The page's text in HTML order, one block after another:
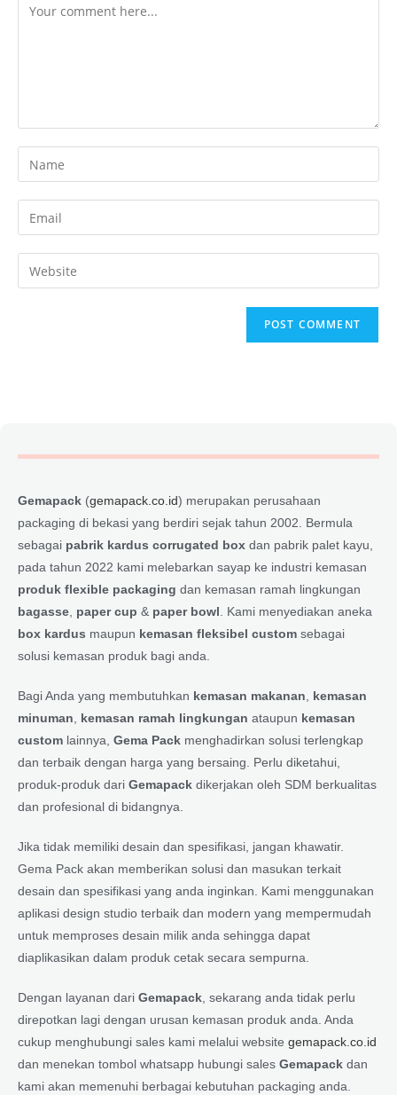
Gemapack (gemapack.co.id) merupakan perusahaan
packaging di bekasi yang berdiri sejak tahun 2002. Bermula
sebagai pabrik kardus corrugated box dan pabrik palet kayu,
pada tahun 2022 kami melebarkan sayap ke industri kemasan
produk flexible packaging dan kemasan ramah lingkungan
bagasse paper cup & paper bowl . Kami menyediakan aneka
box kardus maupun kemasan fleksibel custom sebagai
solusi kemasan produk bagi anda.
Bagi Anda yang membutuhkan kemasan makanan
kemasan
minuman
kemasan ramah lingkungan ataupun kemasan
custom lainnya, Gema Pack menghadirkan solusi terlengkap
dan terbaik dengan harga yang bersaing. Perlu diketahui,
produk-produk dari Gemapack dikerjakan oleh SDM berkualitas
dan profesional di bidangnya.
Jika tidak memiliki desain dan spesifikasi, jangan khawatir.
Gema Pack akan memberikan solusi dan masukan terkait
desain dan spesifikasi yang anda inginkan. Kami menggunakan
aplikasi design studio terbaik dan modern yang mempermudah
untuk memproses desain milik anda sehingga dapat
diaplikasikan dalam produk cetak secara sempurna.
Dengan layanan dari Gemapack , sekarang anda tidak perlu
direpotkan lagi dengan urusan kemasan produk anda. Anda
cukup menghubungi sales kami melalui website gemapack.co.id
dan menekan tombol whatsapp hubungi sales Gemapack dan
kami akan memenuhi berbagai kebutuhan packaging anda.